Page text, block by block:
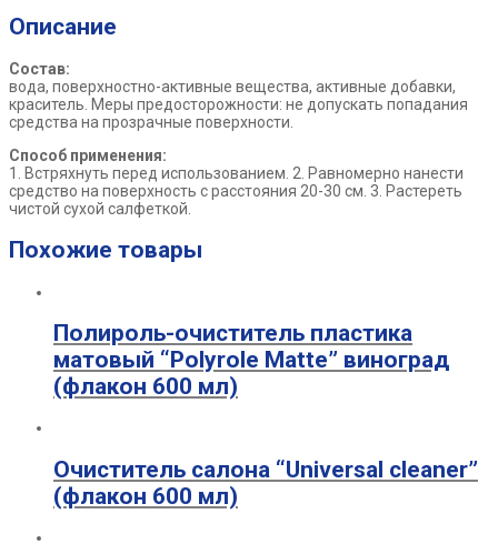
Описание
Состав:
вода, поверхностно-активные вещества, активные добавки,
краситель. Меры предосторожности: не допускать попадания
средства на прозрачные поверхности.
Способ применения:
1. Встряхнуть перед использованием. 2. Равномерно нанести
средство на поверхность с расстояния 20-30 см. 3. Растереть
чистой сухой салфеткой.
Похожие товары
Полироль-очиститель пластика
матовый “Polyrole Matte” виноград
(флакон 600 мл)
Очиститель салона “Universal сleaner”
(флакон 600 мл)